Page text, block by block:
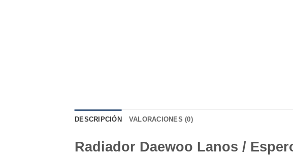
DESCRIPCIÓN VALORACIONES (0)
Radiador Daewoo Lanos /